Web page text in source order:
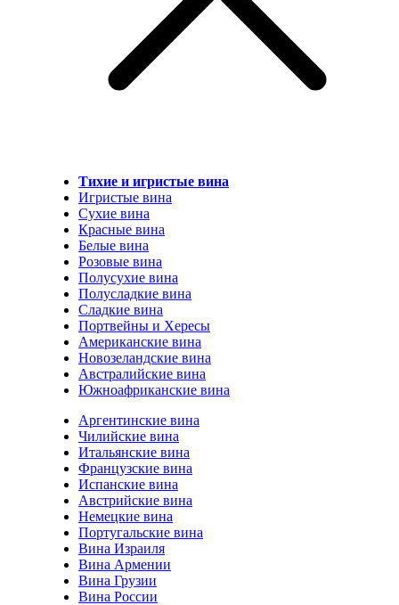
Тихие и игристые вина
Игристые вина
Сухие вина
Красные вина
Белые вина
Розовые вина
Полусухие вина
Полусладкие вина
Сладкие вина
Портвейны и Хересы
Американские вина
Новозеландские вина
Австралийские вина
Южноафриканские вина
Аргентинские вина
Чилийские вина
Итальянские вина
Французские вина
Испанские вина
Австрийские вина
Немецкие вина
Португальские вина
Вина Израиля
Вина Армении
Вина Грузии
Вина России